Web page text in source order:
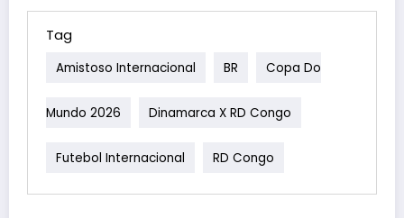
Tag
Amistoso Internacional BR Copa Do
Mundo 2026 Dinamarca X RD Congo
Futebol Internacional RD Congo